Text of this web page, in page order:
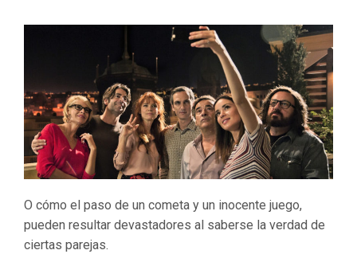
O cómo el paso de un cometa y un inocente juego,
pueden resultar devastadores al saberse la verdad de
ciertas parejas.